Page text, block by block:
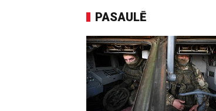
PASAULĒ